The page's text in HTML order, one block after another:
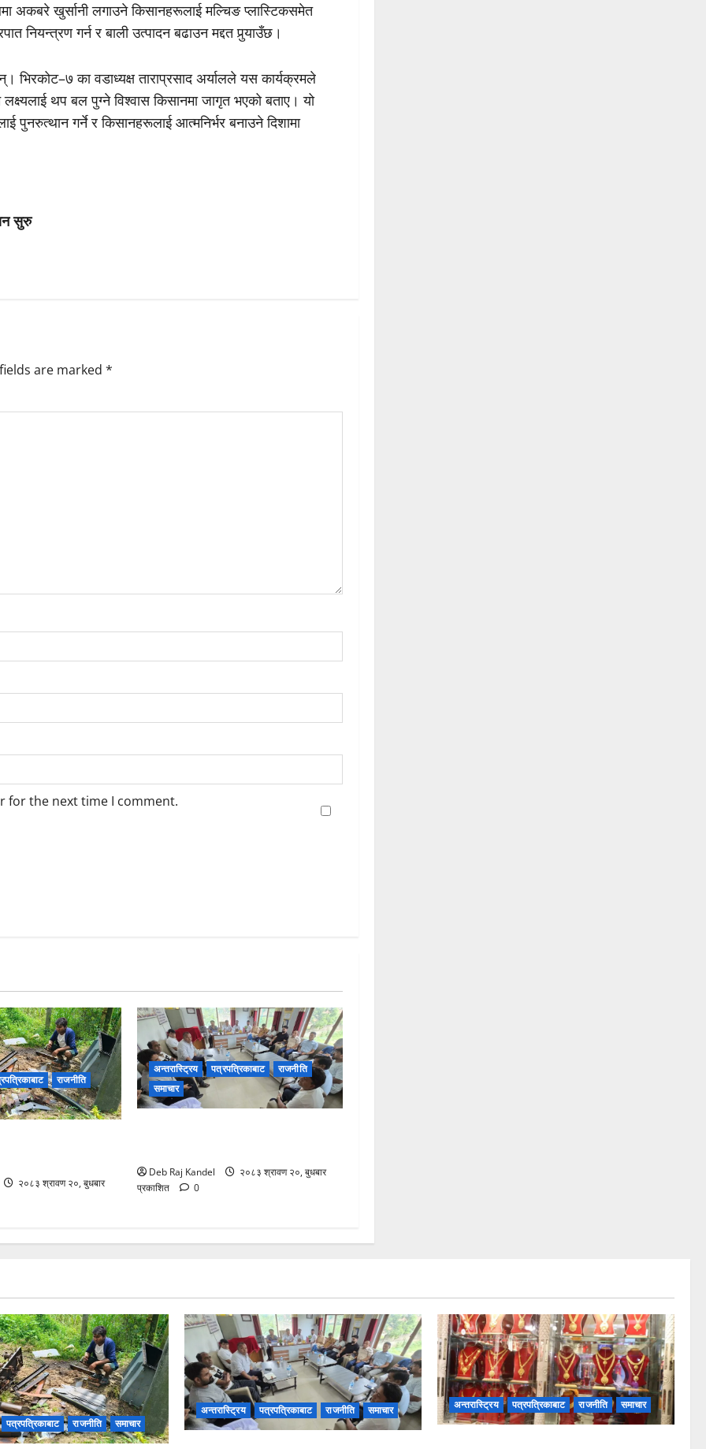
अकबरे खुर्सानी लगाउने किसानहरूलाई मल्चिङ प्लास्टिकसमेत
नियन्त्रण गर्न र बाली उत्पादन बढाउन मद्दत पुर्‍याउँछ।
भिरकोट–७ का वडाध्यक्ष ताराप्रसाद अर्यालले यस कार्यक्रमले
थप बल पुग्ने विश्वास किसानमा जागृत भएको बताए। यो
पुनरुत्थान गर्ने र किसानहरूलाई आत्मनिर्भर बनाउने दिशामा
सुरु
are marked *
for the next time I comment.
राजनीति
२०८३ श्रावण २०, बुधबार
अन्तरास्ट्रिय पत्रपत्रिकाबाट
राजनीति
समाचार
Deb Raj Kandel
२०८३ श्रावण २०, बुधबार
प्रकाशित
0
पत्रपत्रिकाबाट राजनीति समाचार
अन्तरास्ट्रिय पत्रपत्रिकाबाट राजनीति समाचार अन्तरास्ट्रिय पत्रपत्रिकाबाट राजनीति समाचार